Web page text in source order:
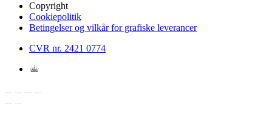
Copyright
Cookiepolitik
Betingelser og vilkår for grafiske leverancer
CVR nr. 2421 0774